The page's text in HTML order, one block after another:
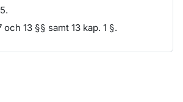
och 13 §§ samt 13 kap. 1 §.